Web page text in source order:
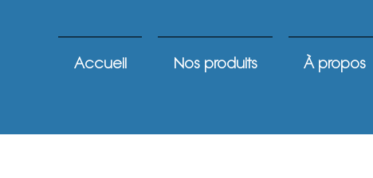
Accueil Nos produits À propos